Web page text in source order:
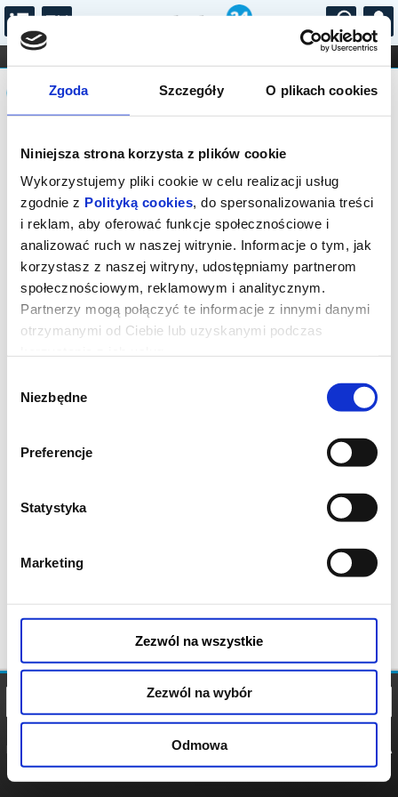
Zgoda Szczegóły O plikach cookies
Niniejsza strona korzysta z plików cookie
Wykorzystujemy pliki cookie w celu realizacji usług
zgodnie z Polityką cookies, do spersonalizowania treści
i reklam, aby oferować funkcje społecznościowe i
analizować ruch w naszej witrynie. Informacje o tym, jak
korzystasz z naszej witryny, udostępniamy partnerom
społecznościowym, reklamowym i analitycznym.
Partnerzy mogą połączyć te informacje z innymi danymi
otrzymanymi od Ciebie lub uzyskanymi podczas
zgody
Niezbędne
Preferencje
Statystyka
Marketing
Zezwól na wszystkie
Zezwól na wybór
Odmowa
...
FILHARMONIA OPERA I BALET
STAND-UP
DLA DZIECI
Komunikat
Sprzedaż biletów on-line na wydarzenie
została zakończona.
POLITYKA
POLITYKA